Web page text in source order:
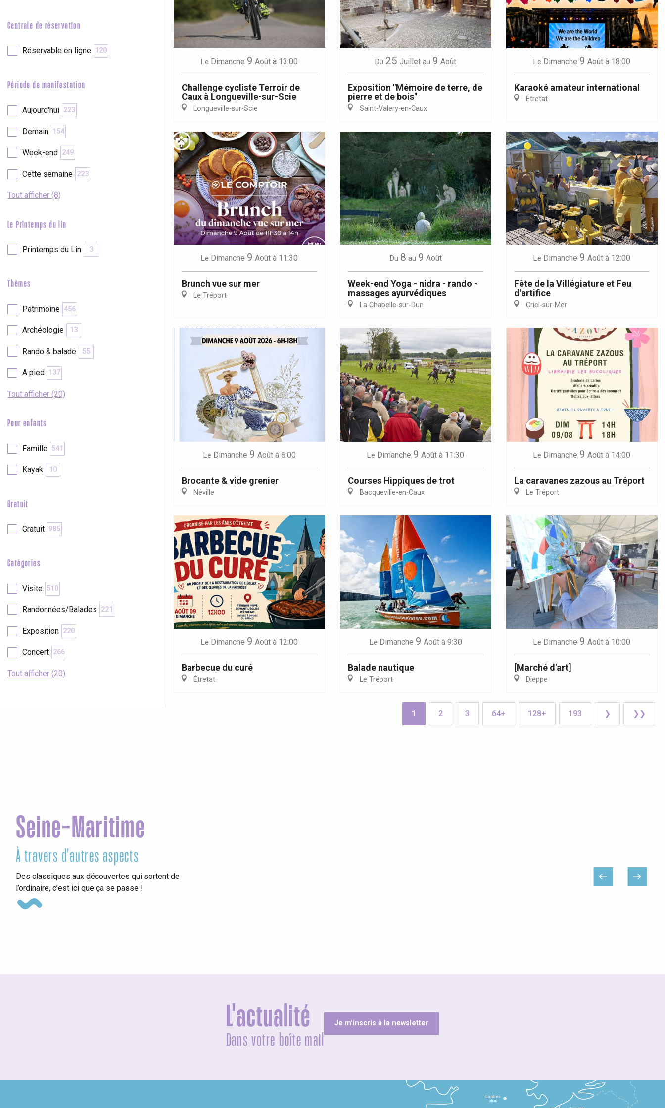
Seine
Neufchâtel-en-Bray
Paris 1h30
Centrale de réservation
Réservable en ligne 120
Période de manifestation
Aujourd'hui 223
Demain 154
Week-end 249
Cette semaine 223
Tout afficher (8)
Le Printemps du lin
Printemps du Lin 3
Thèmes
Patrimoine 456
Archéologie 13
Rando & balade 55
A pied 137
Tout afficher (20)
Pour enfants
Famille 541
Kayak 10
Gratuit
Gratuit 985
Catégories
Visite 510
Randonnées/Balades 221
Exposition 220
Concert 266
Tout afficher (20)
Le Dimanche 9 Août à 13:00
Challenge cycliste Terroir de
Caux à Longueville-sur-Scie
Longueville-sur-Scie
Du 25 Juillet au 9 Août
Exposition "Mémoire de terre, de
pierre et de bois"
Saint-Valery-en-Caux
Le Dimanche 9 Août à 18:00
Karaoké amateur international
Étretat
Le Dimanche 9 Août à 11:30
Brunch vue sur mer
Le Tréport
Du 8 au 9 Août
Week-end Yoga - nidra - rando -
massages ayurvédiques
La Chapelle-sur-Dun
Le Dimanche 9 Août à 12:00
Fête de la Villégiature et Feu
d'artifice
Criel-sur-Mer
Le Dimanche 9 Août à 6:00
Brocante & vide grenier
Néville
Le Dimanche 9 Août à 11:30
Courses Hippiques de trot
Bacqueville-en-Caux
Le Dimanche 9 Août à 14:00
La caravanes zazous au Tréport
Le Tréport
Le Dimanche 9 Août à 12:00
Barbecue du curé
Étretat
Le Dimanche 9 Août à 9:30
Balade nautique
Le Tréport
Le Dimanche 9 Août à 10:00
[Marché d'art]
Dieppe
1 2 3 64+ 128+ 193 ❯ ❯❯
Seine-Maritime
À travers d'autres aspects
Des classiques aux découvertes qui sortent de
l’ordinaire, c’est ici que ça se passe !
L'actualité
Dans votre boîte mail
Je m'inscris à la newsletter
Londres
3h30